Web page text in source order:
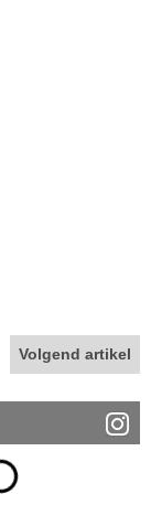
Volgend artikel